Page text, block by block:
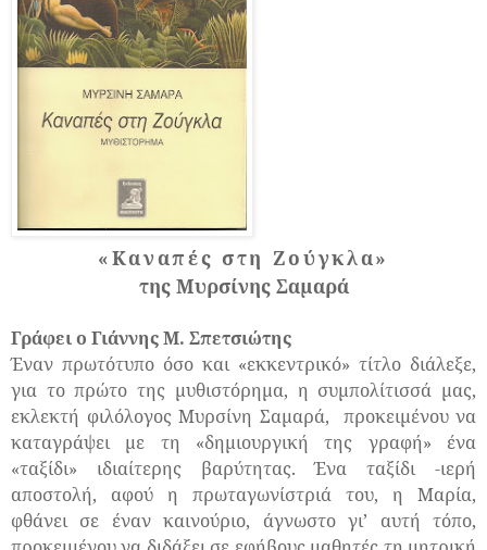
«Καναπές στη Ζούγκλα»
της Μυρσίνης Σαμαρά
Γράφει ο Γιάννης Μ. Σπετσιώτης
Έναν πρωτότυπο όσο και «εκκεντρικό» τίτλο διάλεξε,
για το πρώτο της μυθιστόρημα, η συμπολίτισσά μας,
εκλεκτή φιλόλογος Μυρσίνη Σαμαρά,
προκειμένου να
καταγράψει με τη «δημιουργική της γραφή» ένα
«ταξίδι» ιδιαίτερης βαρύτητας. Ένα ταξίδι -ιερή
αποστολή, αφού η πρωταγωνίστριά του, η Μαρία,
φθάνει σε έναν καινούριο, άγνωστο γι’ αυτή τόπο,